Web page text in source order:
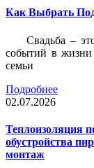
Как Выбрать
Свадьба –
событий в жизни
семьи
Подробнее
02.07.2026
Теплоизоляция
обустройства
монтаж